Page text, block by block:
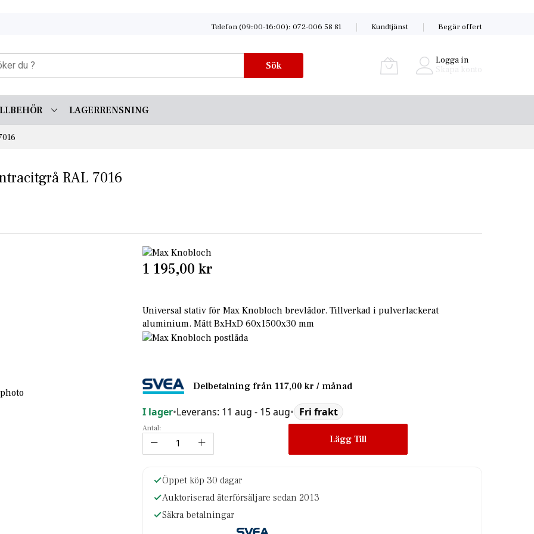
Telefon (09:00-16:00): 072-006 58 81 Kundtjänst Begär offert
Sök
Logga in
LAGERRENSNING
RAL 7016
1 195,00 kr
Universal stativ för Max Knobloch brevlådor. Tillverkad i pulverlackerat
aluminium. Mått BxHxD 60x1500x30 mm
Delbetalning från 117,00 kr / månad
I lager•Leverans: 11 aug - 15 aug• Fri frakt
Antal:
Lägg Till
Öppet köp 30 dagar
Auktoriserad återförsäljare sedan 2013
Säkra betalningar